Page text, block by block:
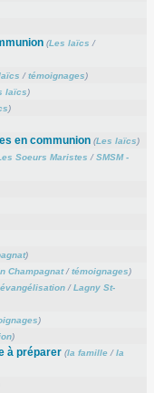
(Les laïcs /
/témoignages)
laïcs)
)
en communion (Les laïcs)
Soeurs Maristes /SMSM -
)
Champagnat/témoignages)
/Lagny St-
)
)
à préparer (la famille/la